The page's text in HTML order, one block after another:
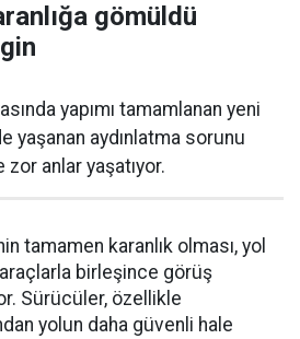
gömüldü
yapımı tamamlanan yeni
yaşanan aydınlatma sorunu
anlar yaşatıyor.
tamamen karanlık olması, yol
birleşince görüş
Sürücüler, özellikle
yolun daha güvenli hale